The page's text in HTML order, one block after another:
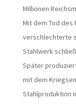
Millionen
Mit dem Tod des
verschlechterte
Stahlwerk
Später
mit dem
Stahlproduktion